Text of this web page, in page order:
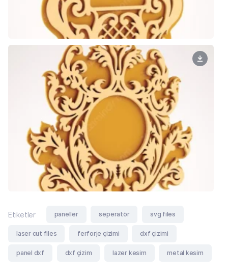
Etiketler paneller seperatör svg files
laser cut files ferforje çizimi dxf çizimi
panel dxf dxf çizim lazer kesim metal kesim